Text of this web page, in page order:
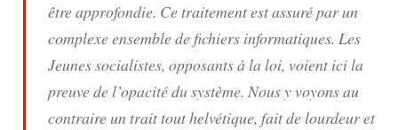
être approfondie. Ce traitement est assuré par un
complexe ensemble de fichiers informatiques. Les
Jeunes socialistes, opposants à la loi, voient ici la
preuve de l’opacité du système. Nous y voyons au
contraire un trait tout helvétique, fait de lourdeur et